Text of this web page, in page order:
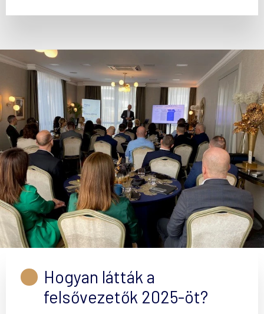
Hogyan látták a
felsővezetők 2025-öt?